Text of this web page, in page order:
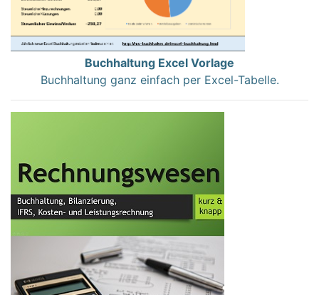
Buchhaltung Excel Vorlage
Buchhaltung ganz einfach per Excel-Tabelle.